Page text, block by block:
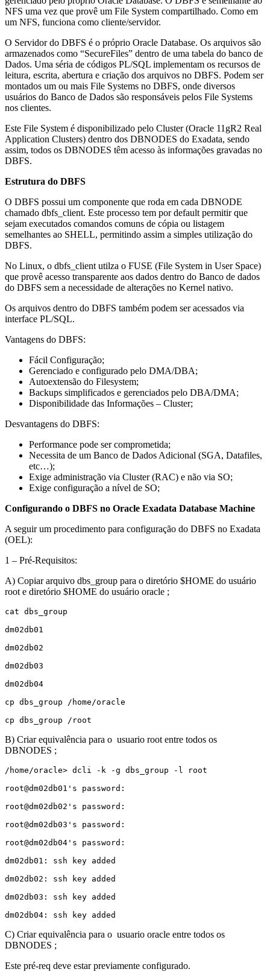
NFS uma vez que provê um File System compartilhado. Como em
um NFS, funciona como cliente/servidor.
O Servidor do DBFS é o próprio Oracle Database. Os arquivos são
armazenados como “SecureFiles” dentro de uma tabela do banco de
Dados. Uma séria de códigos PL/SQL implementam os recursos de
leitura, escrita, abertura e criação dos arquivos no DBFS. Podem ser
montados um ou mais File Systems no DBFS, onde diversos
usuários do Banco de Dados são responsáveis pelos File Systems
nos clientes.
Este File System é disponibilizado pelo Cluster (Oracle 11gR2 Real
Application Clusters) dentro dos DBNODES do Exadata, sendo
assim, todos os DBNODES têm acesso às informações gravadas no
DBFS.
Estrutura do DBFS
O DBFS possui um componente que roda em cada DBNODE
chamado dbfs_client. Este processo tem por default permitir que
sejam executados comandos comuns de cópia ou listagem
semelhantes ao SHELL, permitindo assim a simples utilização do
DBFS.
No Linux, o dbfs_client utilza o FUSE (File System in User Space)
que provê acesso transparente aos dados dentro do Banco de dados
do DBFS sem a necessidade de alterações no Kernel nativo.
Os arquivos dentro do DBFS também podem ser acessados via
interface PL/SQL.
Vantagens do DBFS:
Fácil Configuração;
Gerenciado e configurado pelo DMA/DBA;
Autoextensão do Filesystem;
Backups simplificados e gerenciados pelo DBA/DMA;
Disponibilidade das Informações – Cluster;
Desvantagens do DBFS:
Performance pode ser comprometida;
Necessita de um Banco de Dados Adicional (SGA, Datafiles,
etc…);
Exige administração via Cluster (RAC) e não via SO;
Exige configuração a nível de SO;
Configurando o DBFS no Oracle Exadata Database Machine
A seguir um procedimento para configuração do DBFS no Exadata
(OEL):
1 – Pré-Requisitos:
A) Copiar arquivo dbs_group para o diretório $HOME do usuário
root e diretório $HOME do usuário oracle ;
cat dbs_group
dm02db01
dm02db02
dm02db03
dm02db04
cp dbs_group /home/oracle
cp dbs_group /root
B) Criar equivalência para o usuario root entre todos os
DBNODES ;
/home/oracle> dcli -k -g dbs_group -l root
root@dm02db01's password:
root@dm02db02's password:
root@dm02db03's password:
root@dm02db04's password:
dm02db01: ssh key added
dm02db02: ssh key added
dm02db03: ssh key added
dm02db04: ssh key added
C) Criar equivalência para o usuario oracle entre todos os
DBNODES ;
Este pré-req deve estar previamente configurado.